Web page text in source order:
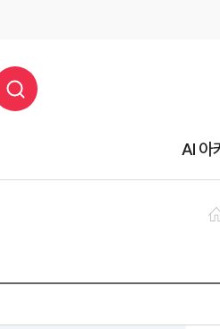
AI 아